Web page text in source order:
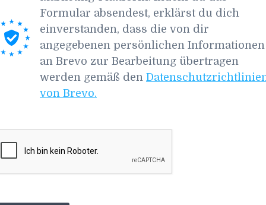
Formular absendest, erklärst du dich
einverstanden, dass die von dir
angegebenen persönlichen Informationen
an Brevo zur Bearbeitung übertragen
werden gemäß den
von Brevo.